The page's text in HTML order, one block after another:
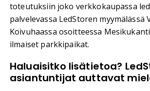
toteutuksiin joko verkkokaupassa
palvelevassa LedStoren myymälässä
Koivuhaassa osoitteessa
ilmaiset parkkipaikat.
Haluaisitko lisätietoa?
asiantuntijat auttavat